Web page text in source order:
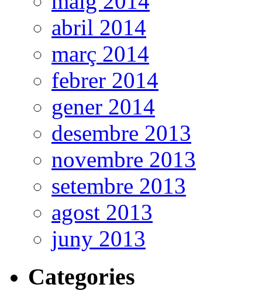
abril 2014
març 2014
febrer 2014
gener 2014
desembre 2013
novembre 2013
setembre 2013
agost 2013
juny 2013
Categories